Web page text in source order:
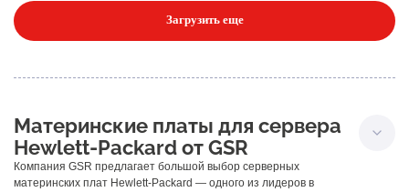
Загрузить еще
Материнские платы для сервера
Hewlett-Packard от GSR
Компания GSR предлагает большой выбор серверных
материнских плат Hewlett-Packard — одного из лидеров в